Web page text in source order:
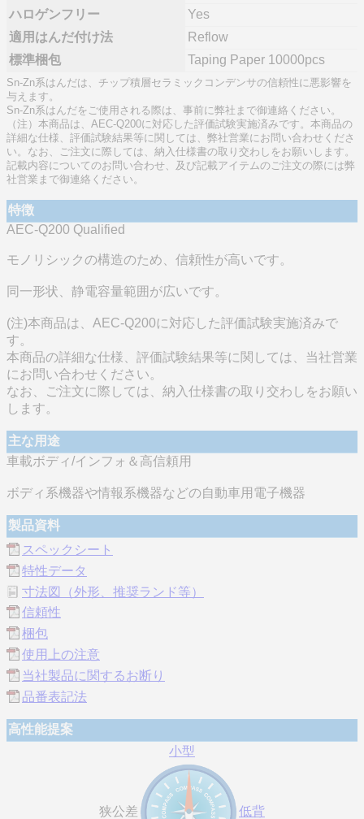
ハロゲンフリー
Yes
適用はんだ付け法
Reflow
標準梱包
Taping Paper 10000pcs
Sn-Zn系はんだは、チップ積層セラミックコンデンサの信頼性に悪影響を
与えます。
Sn-Zn系はんだをご使用される際は、事前に弊社まで御連絡ください。
（注）本商品は、AEC-Q200に対応した評価試験実施済みです。本商品の
詳細な仕様、評価試験結果等に関しては、弊社営業にお問い合わせくださ
い。なお、ご注文に際しては、納入仕様書の取り交わしをお願いします。
記載内容についてのお問い合わせ、及び記載アイテムのご注文の際には弊
社営業まで御連絡ください。
特徴
AEC-Q200 Qualified
モノリシックの構造のため、信頼性が高いです。
同一形状、静電容量範囲が広いです。
(注)本商品は、AEC-Q200に対応した評価試験実施済みで
す。
本商品の詳細な仕様、評価試験結果等に関しては、当社営業
にお問い合わせください。
なお、ご注文に際しては、納入仕様書の取り交わしをお願い
します。
主な用途
車載ボディ/インフォ＆高信頼用
ボディ系機器や情報系機器などの自動車用電子機器
製品資料
スペックシート
特性データ
寸法図（外形、推奨ランド等）
信頼性
梱包
使用上の注意
当社製品に関するお断り
品番表記法
高性能提案
小型
狭公差 低背